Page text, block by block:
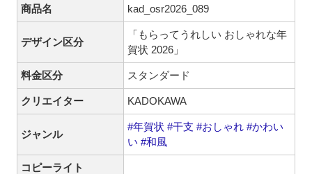
商品名 kad_osr2026_089
デザイン区分
「もらってうれしい おしゃれな年
賀状 2026」
料金区分 スタンダード
クリエイター KADOKAWA
ジャンル
#年賀状 #干支 #おしゃれ #かわい
い #和風
コピーライト